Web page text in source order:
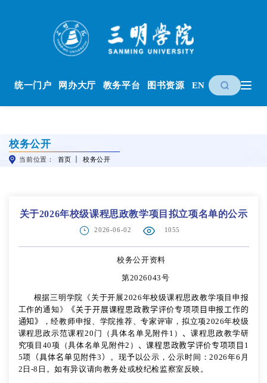
统一门户 网办大厅 教务平台 图书资源 EN
校务公开
当前位置： 首页 校务公开
关于2026年校级课程思政教学项目拟立项名单的公示
2026-06-02 1055
校务公开资料
第2026043号
根据三明学院《关于开展2026年校级课程思政教学项目申报
工作的通知》
《关于开展课程思政教学评价专项项目申报工作的
通知》
，经教师申报、学院推荐、专家评审，拟立项2026年校级
课程思政示范课程20 门（具体名单见附件1 ） 、 课程思政教学研
究项目 40项（具体名单见附件2 ） 、课程思政教学评价专项项目 1
5项（具体名单见附件3） 。现予以公示，公示时间：2026年6 月
2 日 -8 日。如有异议请向教务处或校纪检监察室反映。